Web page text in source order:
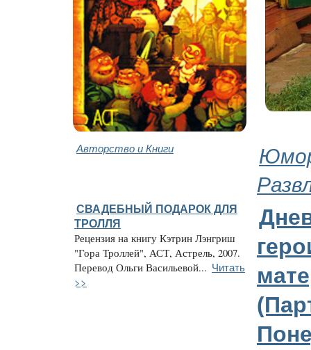
Авторство и Книги
СВАДЕБНЫЙ ПОДАРОК ДЛЯ
ТРОЛЛЯ
Рецензия на книгу Кэтрин Лэнгриш
"Гора Троллей", АСТ, Астрель, 2007.
Перевод Ольги Васильевой... Читать
>>